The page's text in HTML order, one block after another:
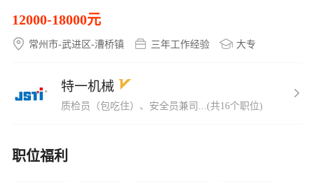
12000-18000元
常州市-武进区-漕桥镇 三年工作经验 大专
特一机械
质检员（包吃住）、安全员兼司...(共16个职位)
职位福利